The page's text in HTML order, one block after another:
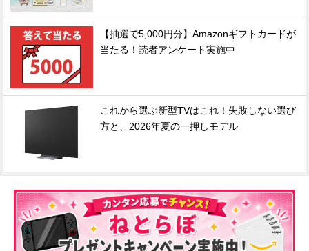
【抽選で5,000円分】Amazonギフトカードが
当たる！読者アンケート実施中
これから選ぶ新型TVはこれ！失敗しない選び
方と、2026年夏の一押しモデル